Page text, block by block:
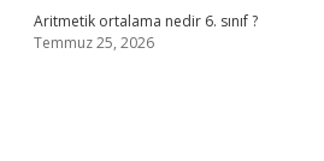
Aritmetik ortalama nedir 6. sınıf ?
Temmuz 25, 2026